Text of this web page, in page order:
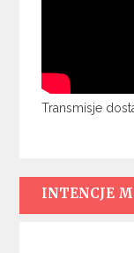
Transmisje
INTENCJE